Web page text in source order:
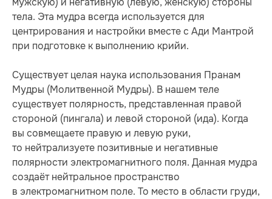
тела. Эта мудра всегда используется для
центрирования и настройки вместе с Ади Мантрой
при подготовке к выполнению крийи.
Существует целая наука использования Пранам
Мудры (Молитвенной Мудры). В нашем теле
существует полярность, представленная правой
стороной (пингала) и левой стороной (ида). Когда
вы совмещаете правую и левую руки,
то нейтрализуете позитивные и негативные
полярности электромагнитного поля. Данная мудра
создаёт нейтральное пространство
в электромагнитном поле. То место в области груди,